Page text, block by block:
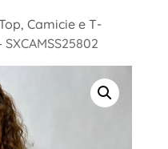
Camicie e T-
SXCAMSS25802